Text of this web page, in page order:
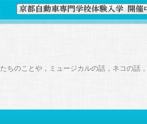
ちのことや，ミュージカルの話，ネコの話